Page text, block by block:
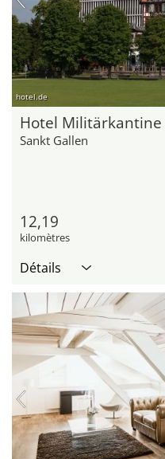
hotel.de
Hotel Militärkantine
Sankt Gallen
12,19
kilomètres
Détails